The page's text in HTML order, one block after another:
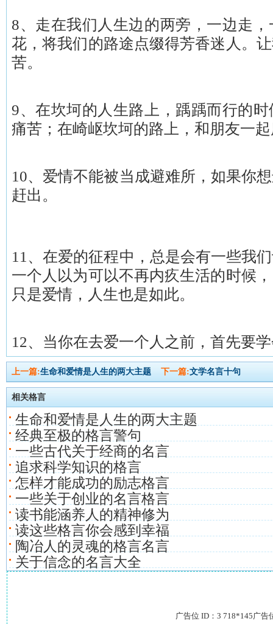
8、走在我们人生边的两旁，一边走
花，将我们的路途点缀得芳香迷人。
苦。
9、在坎坷的人生路上，踽踽而行的
痛苦；在崎岖坎坷的路上，和朋友一
10、爱情不能被当成避难所，如果你
赶出。
11、在爱的征程中，总是会有一些我
一个人以为可以不再内疚生活的时候
只是爱情，人生也是如此。
12、当你在去爱一个人之前，首先要
上一篇:生命和爱情是人生的两大主题 下一篇:文学名言十句
相关格言
生命和爱情是人生的两大主题
经典至极的格言警句
一些古代关于经商的名言
追求科学知识的格言
怎样才能成功的励志格言
一些关于创业的名言格言
读书能涵养人的精神修为
读这些格言你会感到幸福
陶冶人的灵魂的格言名言
关于信念的名言大全
广告位 ID：3 718*145广告